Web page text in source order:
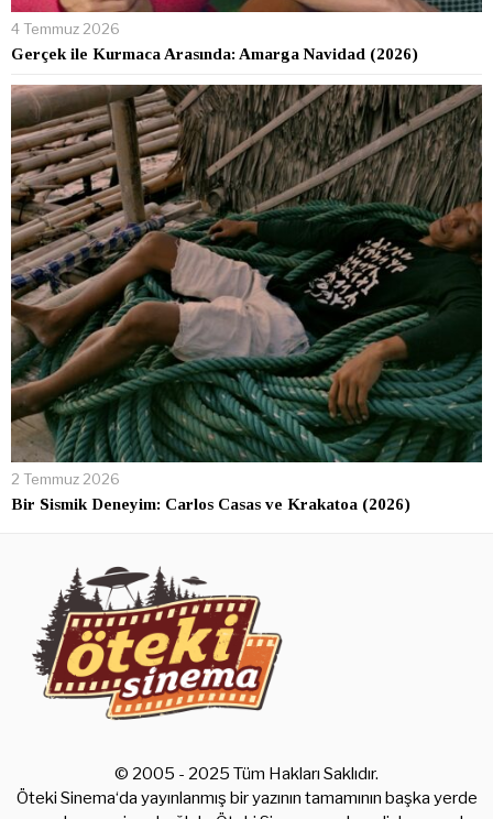
4 Temmuz 2026
Gerçek ile Kurmaca Arasında: Amarga Navidad (2026)
2 Temmuz 2026
Bir Sismik Deneyim: Carlos Casas ve Krakatoa (2026)
© 2005 - 2025 Tüm Hakları Saklıdır.
Öteki Sinema‘da yayınlanmış bir yazının tamamının başka yerde